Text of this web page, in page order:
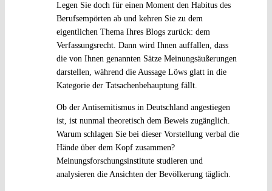
Legen Sie doch für einen Moment den Habitus des
Berufsempörten ab und kehren Sie zu dem
eigentlichen Thema Ihres Blogs zurück: dem
Verfassungsrecht. Dann wird Ihnen auffallen, dass
die von Ihnen genannten Sätze Meinungsäußerungen
darstellen, während die Aussage Löws glatt in die
Kategorie der Tatsachenbehauptung fällt.
Ob der Antisemitismus in Deutschland angestiegen
ist, ist nunmal theoretisch dem Beweis zugänglich.
Warum schlagen Sie bei dieser Vorstellung verbal die
Hände über dem Kopf zusammen?
Meinungsforschungsinstitute studieren und
analysieren die Ansichten der Bevölkerung täglich.